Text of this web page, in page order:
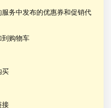
务中发布的优惠券和促销代
到购物车
买
接